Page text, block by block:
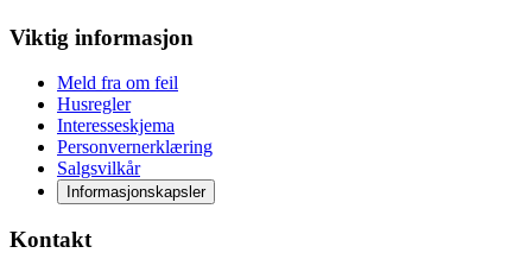
Viktig informasjon
Meld fra om feil
Husregler
Interesseskjema
Personvernerklæring
Salgsvilkår
Informasjonskapsler
Kontakt